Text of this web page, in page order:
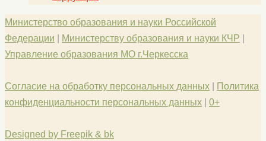
Министерство образования и науки Российской
Федерации
Министерству образования и науки КЧР
Управление образования МО г.Черкесска
Согласие на обработку персональных данных
Политика
конфиденциальности персональных данных
0+
Designed by Freepik & bk